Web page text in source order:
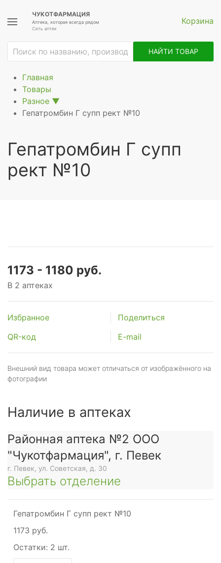
ЧУКОТФАРМАЦИЯ
Аптека, которая всегда рядом
Сеть аптек
Корзина
НАЙТИ ТОВАР
Главная
Товары
Разное ▼
Гепатромбин Г супп рект №10
Гепатромбин Г супп
рект №10
1173 - 1180 руб.
В 2 аптеках
Избранное
Поделиться
QR-код
E-mail
Внешний вид товара может отличаться от изображённого на
фотографии
Наличие в аптеках
Районная аптека №2 ООО
"Чукотфармация", г. Певек
г. Певек, ул. Советская, д. 30
Выбрать отделение
Гепатромбин Г супп рект №10
1173 руб.
Остатки: 2 шт.